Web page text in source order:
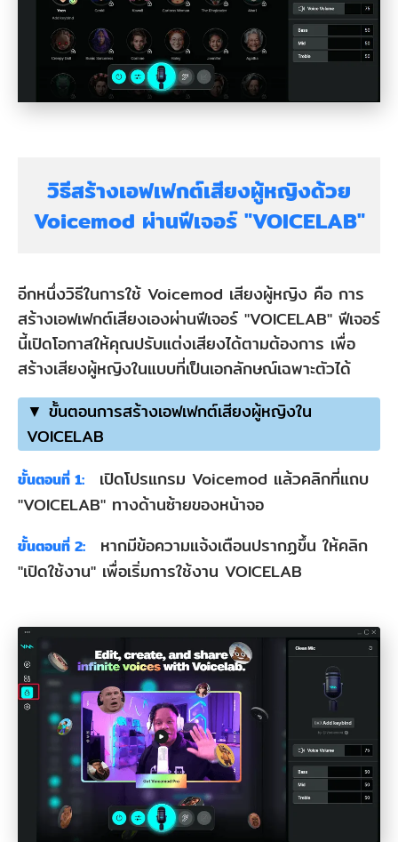
วิธีสร้างเอฟเฟกต์เสียงผู้หญิงด้วย
Voicemod ผ่านฟีเจอร์ "VOICELAB"
อีกหนึ่งวิธีในการใช้ Voicemod เสียงผู้หญิง คือ การ
สร้างเอฟเฟกต์เสียงเองผ่านฟีเจอร์ "VOICELAB" ฟีเจอร์
นี้เปิดโอกาสให้คุณปรับแต่งเสียงได้ตามต้องการ เพื่อ
สร้างเสียงผู้หญิงในแบบที่เป็นเอกลักษณ์เฉพาะตัวได้
▼ ขั้นตอนการสร้างเอฟเฟกต์เสียงผู้หญิงใน
VOICELAB
ขั้นตอนที่ 1:
เปิดโปรแกรม Voicemod แล้วคลิกที่แถบ
"VOICELAB" ทางด้านซ้ายของหน้าจอ
ขั้นตอนที่ 2:
หากมีข้อความแจ้งเตือนปรากฏขึ้น ให้คลิก
"เปิดใช้งาน" เพื่อเริ่มการใช้งาน VOICELAB